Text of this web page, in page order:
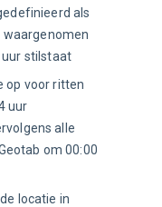
als
stilstaat
op voor ritten
uur
alle
om 00:00
locatie in